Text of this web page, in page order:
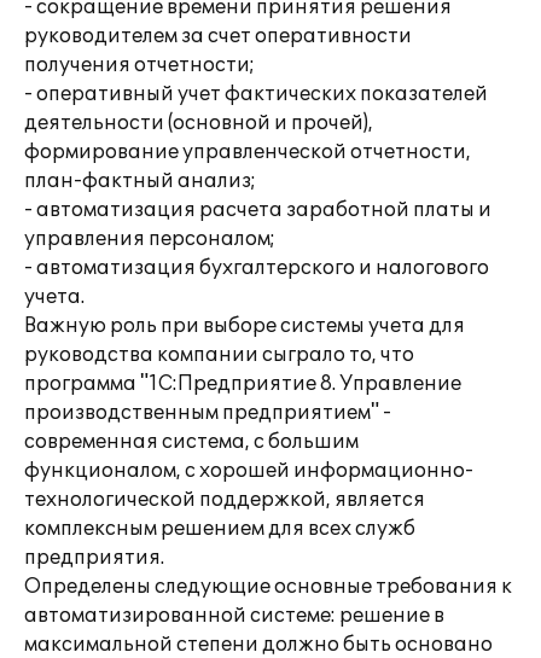
- сокращение времени принятия решения
руководителем за счет оперативности
получения отчетности;
- оперативный учет фактических показателей
деятельности (основной и прочей),
формирование управленческой отчетности,
план-фактный анализ;
- автоматизация расчета заработной платы и
управления персоналом;
- автоматизация бухгалтерского и налогового
учета.
Важную роль при выборе системы учета для
руководства компании сыграло то, что
программа "1С:Предприятие 8. Управление
производственным предприятием" -
современная система, с большим
функционалом, с хорошей информационно-
технологической поддержкой, является
комплексным решением для всех служб
предприятия.
Определены следующие основные требования к
автоматизированной системе: решение в
максимальной степени должно быть основано